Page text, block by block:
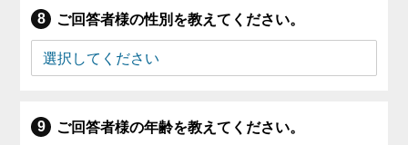
ご回答者様の性別を教えてください。
ご回答者様の年齢を教えてください。